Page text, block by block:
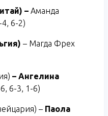
– Аманда
6-2)
– Магда Фрех
– Ангелина
6-3, 1-6)
– Паола